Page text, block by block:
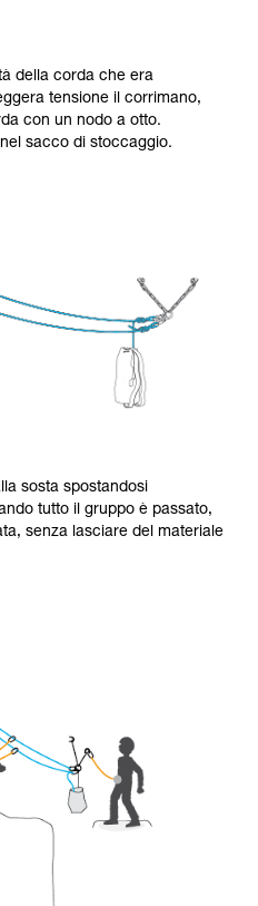
della corda che era
tensione il corrimano,
con un nodo a otto.
sacco di stoccaggio.
sosta spostandosi
tutto il gruppo è passato,
senza lasciare del materiale